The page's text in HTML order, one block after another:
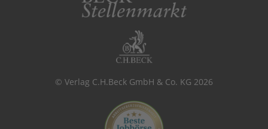
© Verlag C.H.Beck GmbH & Co. KG 2026